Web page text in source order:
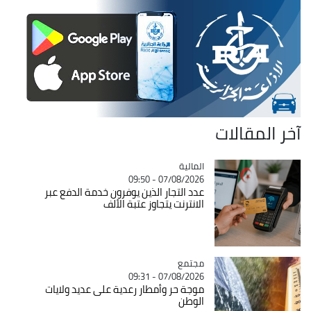
آخر المقالات
Catégorie
المالية
07/08/2026 - 09:50
عدد التجار الذين يوفرون خدمة الدفع عبر
الانترنت يتجاوز عتبة الألف
Catégorie
مجتمع
07/08/2026 - 09:31
موجة حر وأمطار رعدية على عديد ولايات
الوطن